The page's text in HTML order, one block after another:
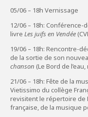
05/06 – 18h Vernissage
12/06 – 18h: Conférence-
livre Les juifs en Vendée
19/06 – 18h: Rencontre-
de la sortie de son
chanson (Le Bord de
21/06 – 18h: Fête de la
Vietissimo du collège
revisitent le répertoire de
française, de la musique